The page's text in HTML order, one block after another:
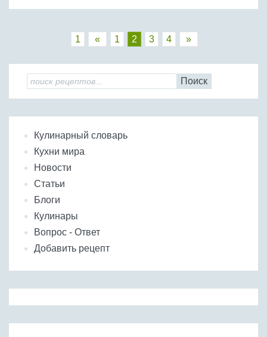
1 « 1 2 3 4 »
Поиск
Кулинарный словарь
Кухни мира
Новости
Статьи
Блоги
Кулинары
Вопрос - Ответ
Добавить рецепт